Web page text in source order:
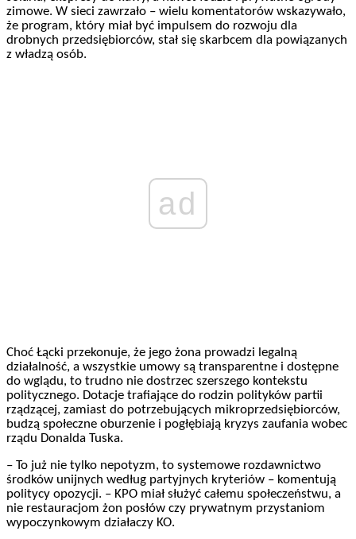
zimowe. W sieci zawrzało – wielu komentatorów wskazywało,
że program, który miał być impulsem do rozwoju dla
drobnych przedsiębiorców, stał się skarbcem dla powiązanych
z władzą osób.
ad
Choć Łącki przekonuje, że jego żona prowadzi legalną
działalność, a wszystkie umowy są transparentne i dostępne
do wglądu, to trudno nie dostrzec szerszego kontekstu
politycznego. Dotacje trafiające do rodzin polityków partii
rządzącej, zamiast do potrzebujących mikroprzedsiębiorców,
budzą społeczne oburzenie i pogłębiają kryzys zaufania wobec
rządu Donalda Tuska.
– To już nie tylko nepotyzm, to systemowe rozdawnictwo
środków unijnych według partyjnych kryteriów – komentują
politycy opozycji. – KPO miał służyć całemu społeczeństwu, a
nie restauracjom żon posłów czy prywatnym przystaniom
wypoczynkowym działaczy KO.